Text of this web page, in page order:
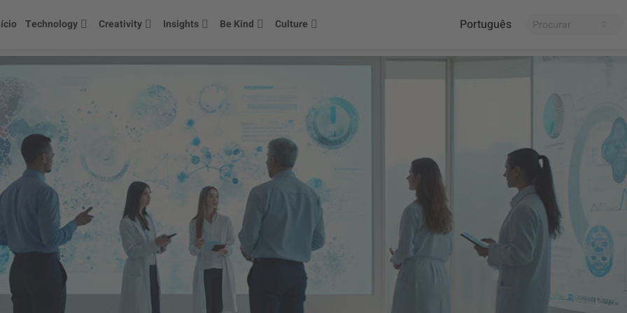
Technology Creativity Insights Be Kind Culture Português